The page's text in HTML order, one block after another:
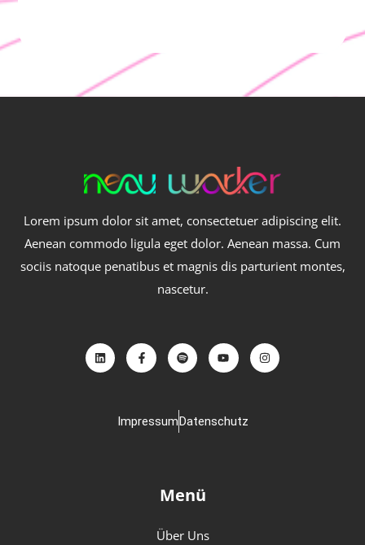
Lorem ipsum dolor sit amet, consectetuer adipiscing elit.
Aenean commodo ligula eget dolor. Aenean massa. Cum
sociis natoque penatibus et magnis dis parturient montes,
nascetur.
Impressum Datenschutz
Menü
Über Uns